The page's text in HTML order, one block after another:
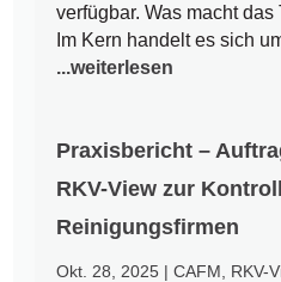
verfügbar. Was macht
Im Kern handelt es sich
...weiterlesen
Praxisbericht –
RKV-View zur
Reinigungsfirmen
Okt. 28, 2025 |CAFM RKV-